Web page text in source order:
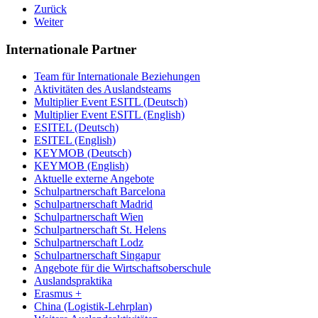
Zurück
Weiter
Internationale Partner
Team für Internationale Beziehungen
Aktivitäten des Auslandsteams
Multiplier Event ESITL (Deutsch)
Multiplier Event ESITL (English)
ESITEL (Deutsch)
ESITEL (English)
KEYMOB (Deutsch)
KEYMOB (English)
Aktuelle externe Angebote
Schulpartnerschaft Barcelona
Schulpartnerschaft Madrid
Schulpartnerschaft Wien
Schulpartnerschaft St. Helens
Schulpartnerschaft Lodz
Schulpartnerschaft Singapur
Angebote für die Wirtschaftsoberschule
Auslandspraktika
Erasmus +
China (Logistik-Lehrplan)